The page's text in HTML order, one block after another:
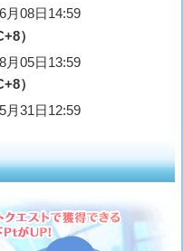
月08日14:59
）
月05日13:59
）
月31日12:59